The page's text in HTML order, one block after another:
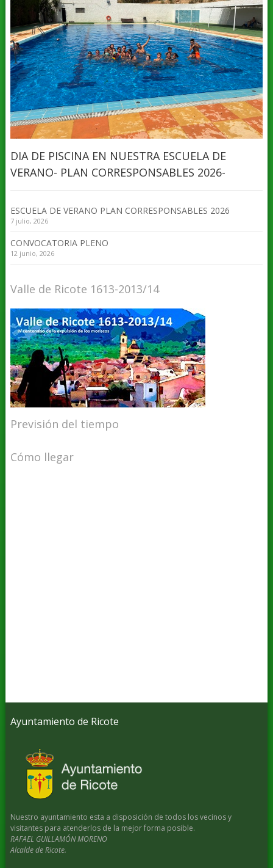
DIA DE PISCINA EN NUESTRA ESCUELA DE
VERANO- PLAN CORRESPONSABLES 2026-
ESCUELA DE VERANO PLAN CORRESPONSABLES 2026
7 julio, 2026
CONVOCATORIA PLENO
12 junio, 2026
Valle de Ricote 1613-2013/14
Previsión del tiempo
Cómo llegar
Ayuntamiento de Ricote
Nuestro ayuntamiento esta a disposición de todos los vecinos y
visitantes para atenderlos de la mejor forma posible.
RAFAEL GUILLAMÓN MORENO
Alcalde de Ricote.